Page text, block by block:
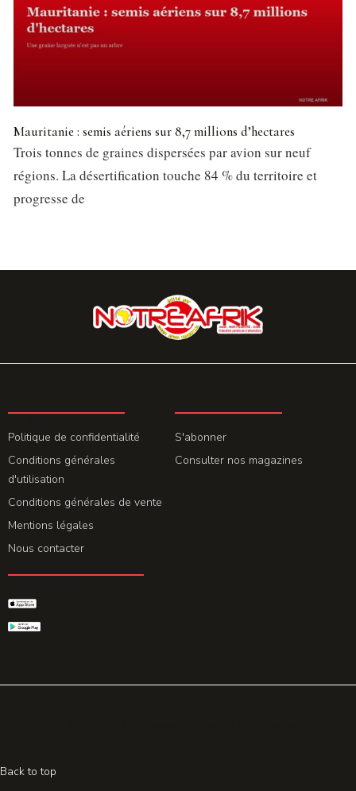
Mauritanie : semis aériens sur 8,7 millions d’hectares
Trois tonnes de graines dispersées par avion sur neuf
régions. La désertification touche 84 % du territoire et
progresse de
Politique de confidentialité
Conditions générales
d'utilisation
Conditions générales de vente
Mentions légales
Nous contacter
S'abonner
Consulter nos magazines
Back to top